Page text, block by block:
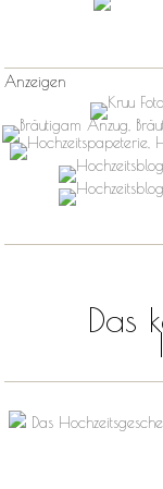
Anzeigen
Das